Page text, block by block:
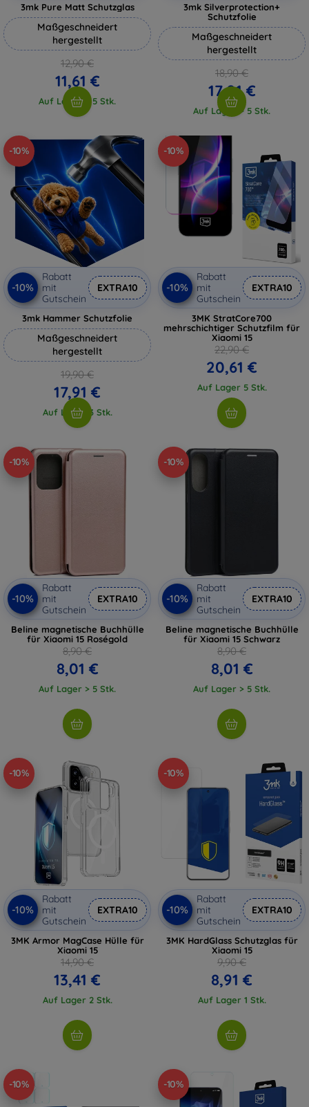
3mk Pure Matt Schutzglas
Maßgeschneidert
hergestellt
12,90 €
11,61 €
Auf Lager > 5 Stk.
3mk Silverprotection+
Schutzfolie
Maßgeschneidert
hergestellt
18,90 €
17,01 €
Auf Lager > 5 Stk.
-10%
-10%
Rabatt
mit
Gutschein
EXTRA10
3mk Hammer Schutzfolie
Maßgeschneidert
hergestellt
19,90 €
17,91 €
Auf Lager 3 Stk.
-10%
-10%
Rabatt
mit
Gutschein
EXTRA10
3MK StratCore700
mehrschichtiger Schutzfilm für
Xiaomi 15
22,90 €
20,61 €
Auf Lager 5 Stk.
-10%
-10%
Rabatt
mit
Gutschein
EXTRA10
Beline magnetische Buchhülle
für Xiaomi 15 Roségold
8,90 €
8,01 €
Auf Lager > 5 Stk.
-10%
-10%
Rabatt
mit
Gutschein
EXTRA10
Beline magnetische Buchhülle
für Xiaomi 15 Schwarz
8,90 €
8,01 €
Auf Lager > 5 Stk.
-10%
-10%
Rabatt
mit
Gutschein
EXTRA10
3MK Armor MagCase Hülle für
Xiaomi 15
14,90 €
13,41 €
Auf Lager 2 Stk.
-10%
-10%
Rabatt
mit
Gutschein
EXTRA10
3MK HardGlass Schutzglas für
Xiaomi 15
9,90 €
8,91 €
Auf Lager 1 Stk.
-10% -10%